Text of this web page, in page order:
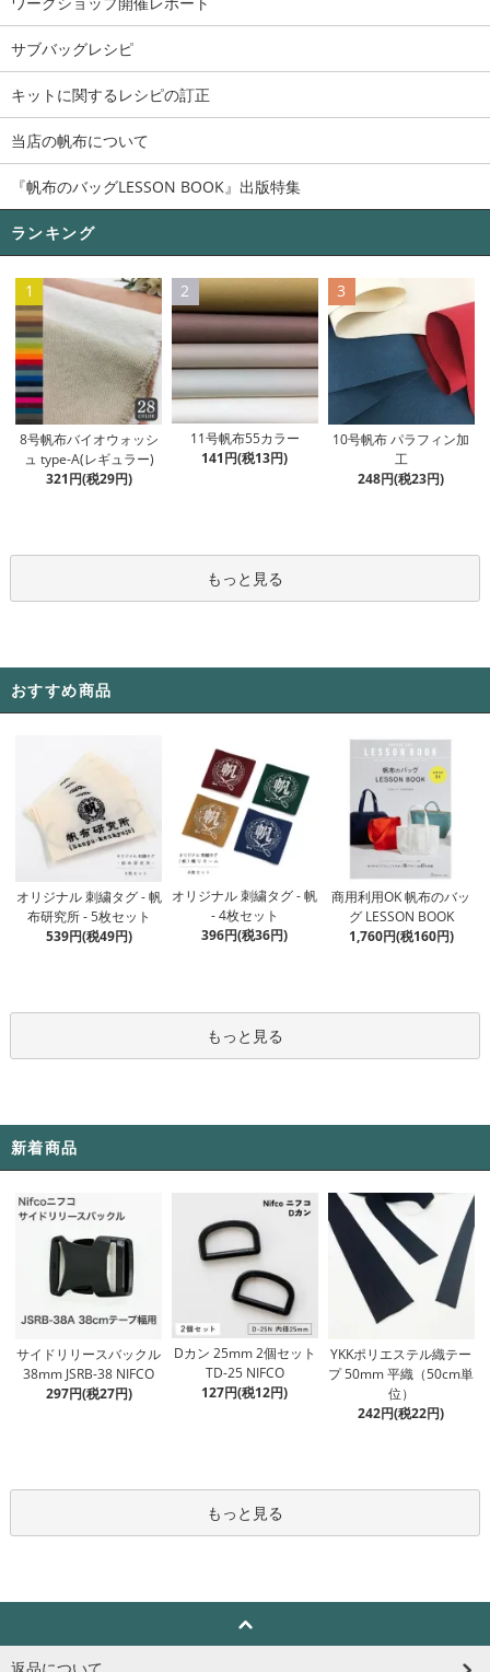
サブバッグレシピ
キットに関するレシピの訂正
当店の帆布について
『帆布のバッグLESSON BOOK』出版特集
ランキング
1
8号帆布バイオウォッシ
ュ type-A(レギュラー)
321円(税29円)
2
11号帆布55カラー
141円(税13円)
3
10号帆布 パラフィン加
工
248円(税23円)
もっと見る
おすすめ商品
オリジナル 刺繍タグ - 帆
布研究所 - 5枚セット
539円(税49円)
オリジナル 刺繍タグ - 帆
- 4枚セット
396円(税36円)
商用利用OK 帆布のバッ
グ LESSON BOOK
1,760円(税160円)
もっと見る
新着商品
サイドリリースバックル
38mm JSRB-38 NIFCO
297円(税27円)
Dカン 25mm 2個セット
TD-25 NIFCO
127円(税12円)
YKKポリエステル織テー
プ 50mm 平織（50cm単
位）
242円(税22円)
もっと見る